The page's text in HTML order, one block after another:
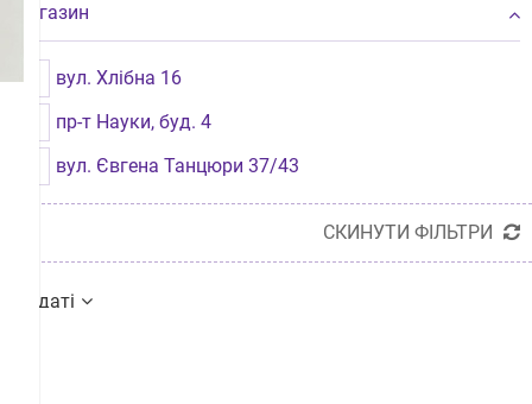
Магазин
вул. Хлібна 16
пр-т Науки, буд. 4
вул. Євгена Танцюри 37/43
СКИНУТИ ФІЛЬТРИ
по даті